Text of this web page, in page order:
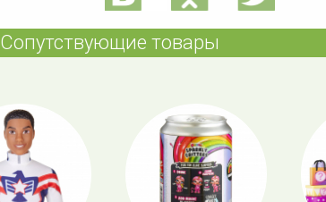
Сопутствующие товары